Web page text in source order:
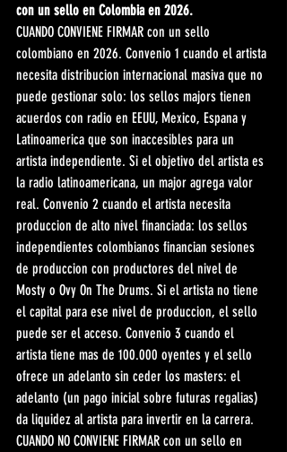
con un sello en Colombia en 2026.
CUANDO CONVIENE FIRMAR con un sello
colombiano en 2026. Convenio 1 cuando el artista
necesita distribucion internacional masiva que no
puede gestionar solo: los sellos majors tienen
acuerdos con radio en EEUU, Mexico, Espana y
Latinoamerica que son inaccesibles para un
artista independiente. Si el objetivo del artista es
la radio latinoamericana, un major agrega valor
real. Convenio 2 cuando el artista necesita
produccion de alto nivel financiada: los sellos
independientes colombianos financian sesiones
de produccion con productores del nivel de
Mosty o Ovy On The Drums. Si el artista no tiene
el capital para ese nivel de produccion, el sello
puede ser el acceso. Convenio 3 cuando el
artista tiene mas de 100.000 oyentes y el sello
ofrece un adelanto sin ceder los masters: el
adelanto (un pago inicial sobre futuras regalias)
da liquidez al artista para invertir en la carrera.
CUANDO NO CONVIENE FIRMAR con un sello en